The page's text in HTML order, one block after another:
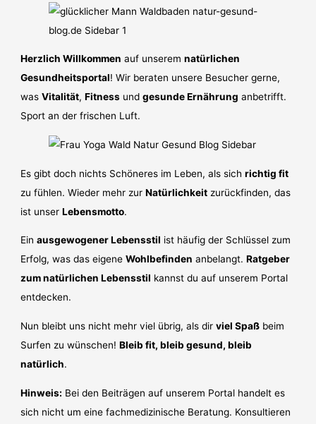
Herzlich Willkommen auf unseremnatürlichen
Gesundheitsportal! Wir beraten unsere Besucher gerne,
wasVitalität,Fitness undgesunde Ernährung anbetrifft.
Sport an der frischen Luft.
Es gibt doch nichts Schöneres im Leben, als sichrichtig fit
zu fühlen. Wieder mehr zurNatürlichkeit zurückfinden, das
ist unserLebensmotto.
Einausgewogener Lebensstil ist häufig der Schlüssel zum
Erfolg, was das eigeneWohlbefinden anbelangt.Ratgeber
zum natürlichen Lebensstil kannst du auf unserem Portal
entdecken.
Nun bleibt uns nicht mehr viel übrig, als dirviel Spaß beim
Surfen zu wünschen!Bleib fit, bleib gesund, bleib
natürlich.
Hinweis: Bei den Beiträgen auf unserem Portal handelt es
sich nicht um eine fachmedizinische Beratung. Konsultieren